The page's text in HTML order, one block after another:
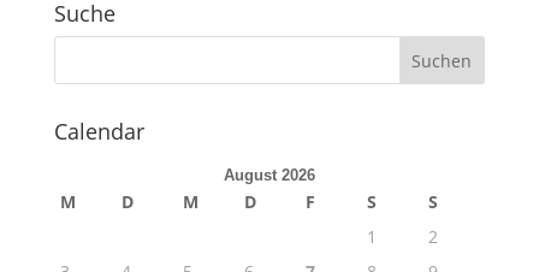
Suche
Calendar
August 2026
M D M D F S
S
1
2